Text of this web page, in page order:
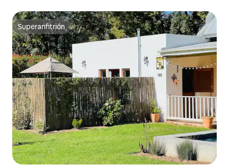
Superanfitrión
Superanfitrión